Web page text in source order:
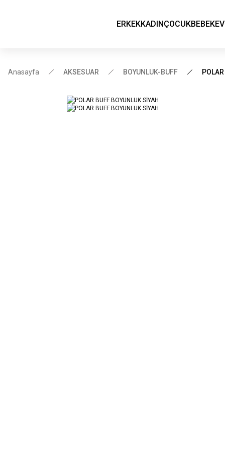
ERKEKKADINÇOCUKBEBEK
Anasayfa AKSESUAR BOYUNLUK-BUFF